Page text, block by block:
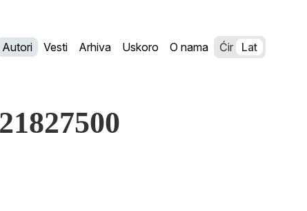
Autori Vesti Arhiva Uskoro O nama Ćir Lat